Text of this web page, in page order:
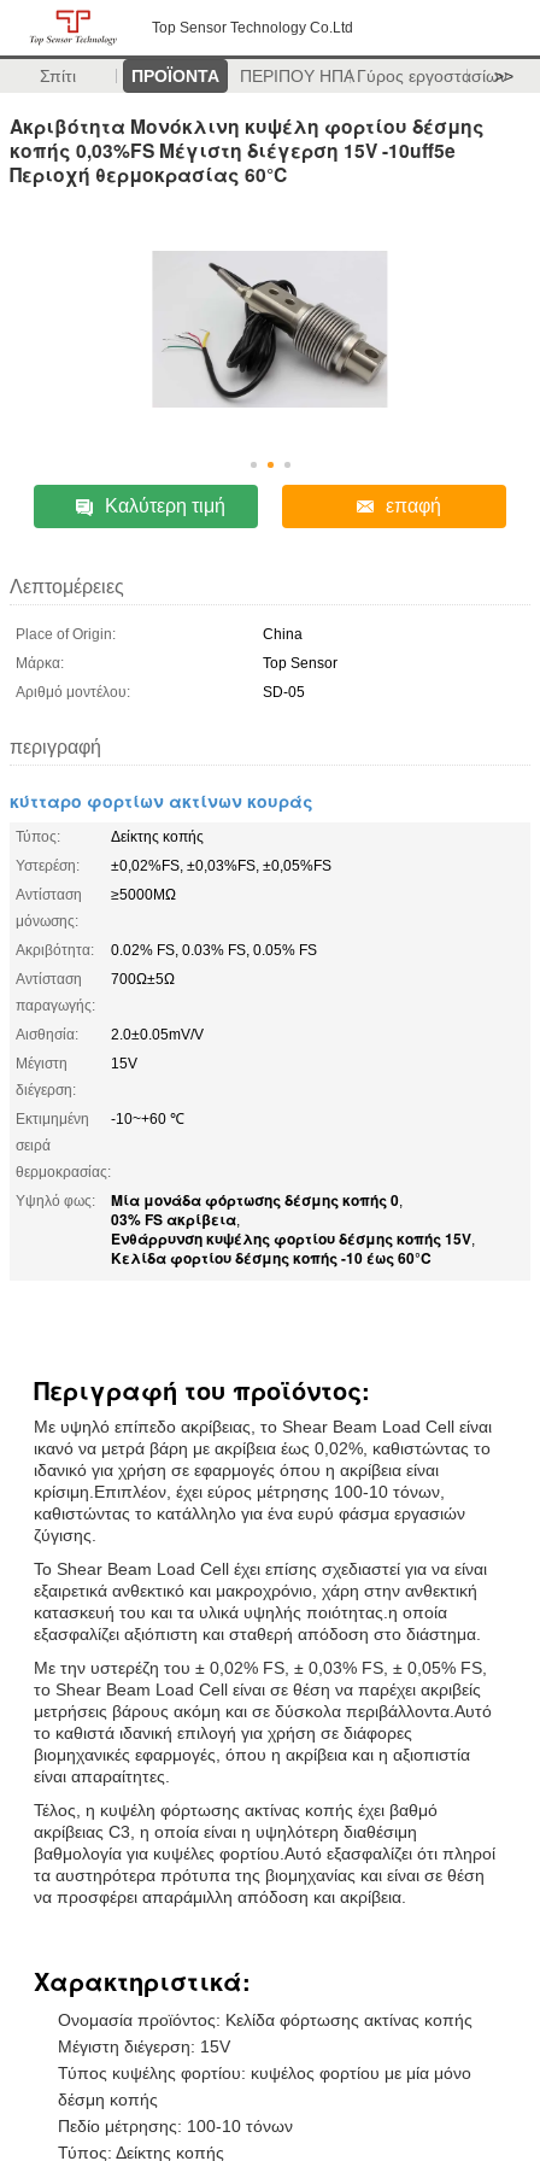
Top Sensor Technology Co.Ltd
Σπίτι ΠΡΟΪΟΝΤΑ ΠΕΡΙΠΟΥ ΗΠΑΓύρος εργοστασίων
>>
Ακριβότητα Μονόκλινη κυψέλη φορτίου δέσμης
κοπής 0,03%FS Μέγιστη διέγερση 15V -10uff5e
Περιοχή θερμοκρασίας 60°C
Καλύτερη τιμή επαφή
Λεπτομέρειες
Place of Origin:
China
Μάρκα:
Top Sensor
Αριθμό μοντέλου:
SD-05
περιγραφή
κύτταρο φορτίων ακτίνων κουράς
Τύπος:
Δείκτης κοπής
Υστερέση:
±0,02%FS, ±0,03%FS, ±0,05%FS
Αντίσταση
μόνωσης:
≥5000MΩ
Ακριβότητα:
0.02% FS, 0.03% FS, 0.05% FS
Αντίσταση
παραγωγής:
700Ω±5Ω
Αισθησία:
2.0±0.05mV/V
Μέγιστη
διέγερση:
15V
Εκτιμημένη
σειρά
θερμοκρασίας:
-10~+60 ℃
Υψηλό φως: Μία μονάδα φόρτωσης δέσμης κοπής 0,
03% FS ακρίβεια,
Ενθάρρυνση κυψέλης φορτίου δέσμης κοπής 15V,
Κελίδα φορτίου δέσμης κοπής -10 έως 60°C
Περιγραφή του προϊόντος:
Με υψηλό επίπεδο ακρίβειας, το Shear Beam Load Cell είναι
ικανό να μετρά βάρη με ακρίβεια έως 0,02%, καθιστώντας το
ιδανικό για χρήση σε εφαρμογές όπου η ακρίβεια είναι
κρίσιμη.Επιπλέον, έχει εύρος μέτρησης 100-10 τόνων,
καθιστώντας το κατάλληλο για ένα ευρύ φάσμα εργασιών
ζύγισης.
Το Shear Beam Load Cell έχει επίσης σχεδιαστεί για να είναι
εξαιρετικά ανθεκτικό και μακροχρόνιο, χάρη στην ανθεκτική
κατασκευή του και τα υλικά υψηλής ποιότητας.η οποία
εξασφαλίζει αξιόπιστη και σταθερή απόδοση στο διάστημα.
Με την υστερέζη του ± 0,02% FS, ± 0,03% FS, ± 0,05% FS,
το Shear Beam Load Cell είναι σε θέση να παρέχει ακριβείς
μετρήσεις βάρους ακόμη και σε δύσκολα περιβάλλοντα.Αυτό
το καθιστά ιδανική επιλογή για χρήση σε διάφορες
βιομηχανικές εφαρμογές, όπου η ακρίβεια και η αξιοπιστία
είναι απαραίτητες.
Τέλος, η κυψέλη φόρτωσης ακτίνας κοπής έχει βαθμό
ακρίβειας C3, η οποία είναι η υψηλότερη διαθέσιμη
βαθμολογία για κυψέλες φορτίου.Αυτό εξασφαλίζει ότι πληροί
τα αυστηρότερα πρότυπα της βιομηχανίας και είναι σε θέση
να προσφέρει απαράμιλλη απόδοση και ακρίβεια.
Χαρακτηριστικά:
Ονομασία προϊόντος: Κελίδα φόρτωσης ακτίνας κοπής
Μέγιστη διέγερση: 15V
Τύπος κυψέλης φορτίου: κυψέλος φορτίου με μία μόνο
δέσμη κοπής
Πεδίο μέτρησης: 100-10 τόνων
Τύπος: Δείκτης κοπής